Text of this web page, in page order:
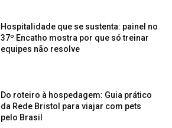
Hospitalidade que se sustenta: painel no
37º Encatho mostra por que só treinar
equipes não resolve
Do roteiro à hospedagem: Guia prático
da Rede Bristol para viajar com pets
pelo Brasil